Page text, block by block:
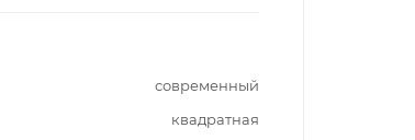
современный
квадратная